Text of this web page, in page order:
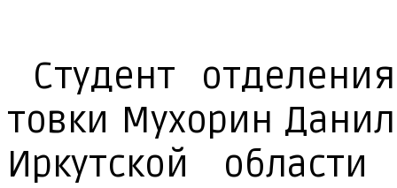
Сту­дент
тов­ки Му­хо­рин
Ир­кут­ской